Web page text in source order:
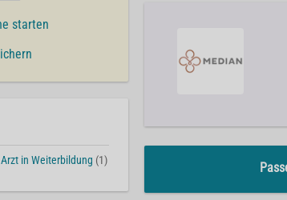
starten
in Weiterbildung (1)